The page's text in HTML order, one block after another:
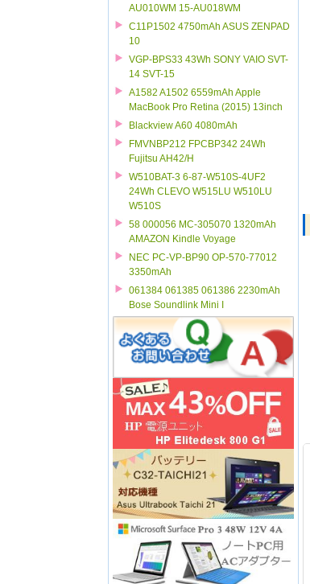
AU010WM 15-AU018WM
C11P1502 4750mAh ASUS ZENPAD
10
VGP-BPS33 43Wh SONY VAIO SVT-
14 SVT-15
A1582 A1502 6559mAh Apple
MacBook Pro Retina (2015) 13inch
Blackview A60 4080mAh
FMVNBP212 FPCBP342 24Wh
Fujitsu AH42/H
W510BAT-3 6-87-W510S-4UF2
24Wh CLEVO W515LU W510LU
W510S
58 000056 MC-305070 1320mAh
AMAZON Kindle Voyage
NEC PC-VP-BP90 OP-570-77012
3350mAh
061384 061385 061386 2230mAh
Bose Soundlink Mini I